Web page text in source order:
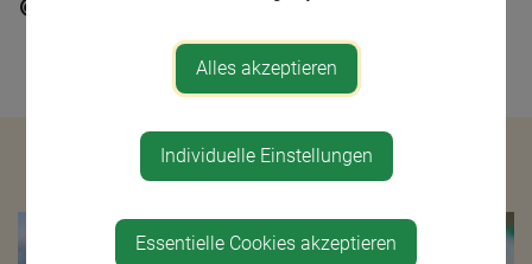
monika.tischer@st-georgen...
Bauhof
Alles akzeptieren
Individuelle Einstellungen
Essentielle Cookies akzeptieren